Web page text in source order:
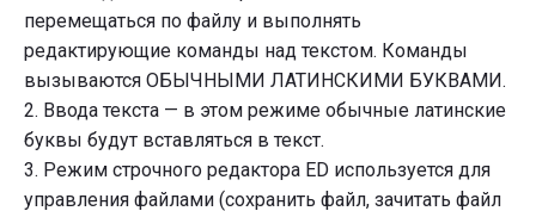
перемещаться по файлу и выполнять
редактирующие команды над текстом. Команды
вызываются ОБЫЧНЫМИ ЛАТИНСКИМИ БУКВАМИ.
2. Ввода текста — в этом режиме обычные латинские
буквы будут вставляться в текст.
3. Режим строчного редактора ED используется для
управления файлами (сохранить файл, зачитать файл